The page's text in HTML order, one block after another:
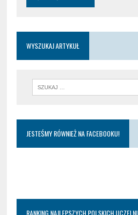
WYSZUKAJ ARTYKUŁ
JESTEŚMY RÓWNIEŻ NA FACEBOOKU!
RANKING NAJLEPSZYCH POLSKICH UCZELNI